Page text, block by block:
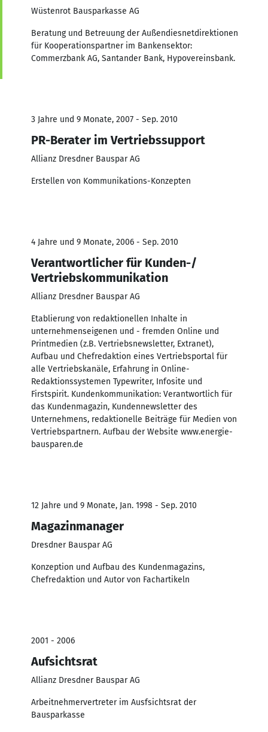
Wüstenrot Bausparkasse AG
Beratung und Betreuung der Außendiesnetdirektionen
für Kooperationspartner im Bankensektor:
Commerzbank AG, Santander Bank, Hypovereinsbank.
3 Jahre und 9 Monate, 2007 - Sep. 2010
PR-Berater im Vertriebssupport
Allianz Dresdner Bauspar AG
Erstellen von Kommunikations-Konzepten
4 Jahre und 9 Monate, 2006 - Sep. 2010
Verantwortlicher für Kunden-/
Vertriebskommunikation
Allianz Dresdner Bauspar AG
Etablierung von redaktionellen Inhalte in
unternehmenseigenen und - fremden Online und
Printmedien (z.B. Vertriebsnewsletter, Extranet),
Aufbau und Chefredaktion eines Vertriebsportal für
alle Vertriebskanäle, Erfahrung in Online-
Redaktionssystemen Typewriter, Infosite und
Firstspirit. Kundenkommunikation: Verantwortlich für
das Kundenmagazin, Kundennewsletter des
Unternehmens, redaktionelle Beiträge für Medien von
Vertriebspartnern. Aufbau der Website www.energie-
bausparen.de
12 Jahre und 9 Monate, Jan. 1998 - Sep. 2010
Magazinmanager
Dresdner Bauspar AG
Konzeption und Aufbau des Kundenmagazins,
Chefredaktion und Autor von Fachartikeln
2001 - 2006
Aufsichtsrat
Allianz Dresdner Bauspar AG
Arbeitnehmervertreter im Ausfsichtsrat der
Bausparkasse